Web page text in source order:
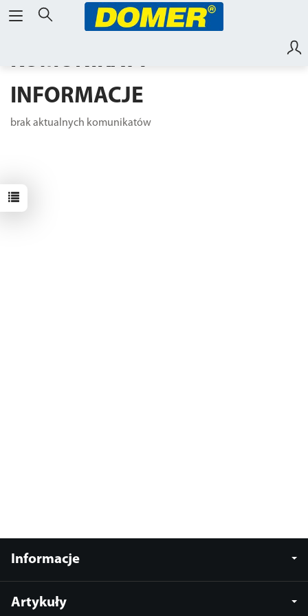
KOMUNIKATY -
INFORMACJE
brak aktualnych komunikatów
Informacje
Artykuły